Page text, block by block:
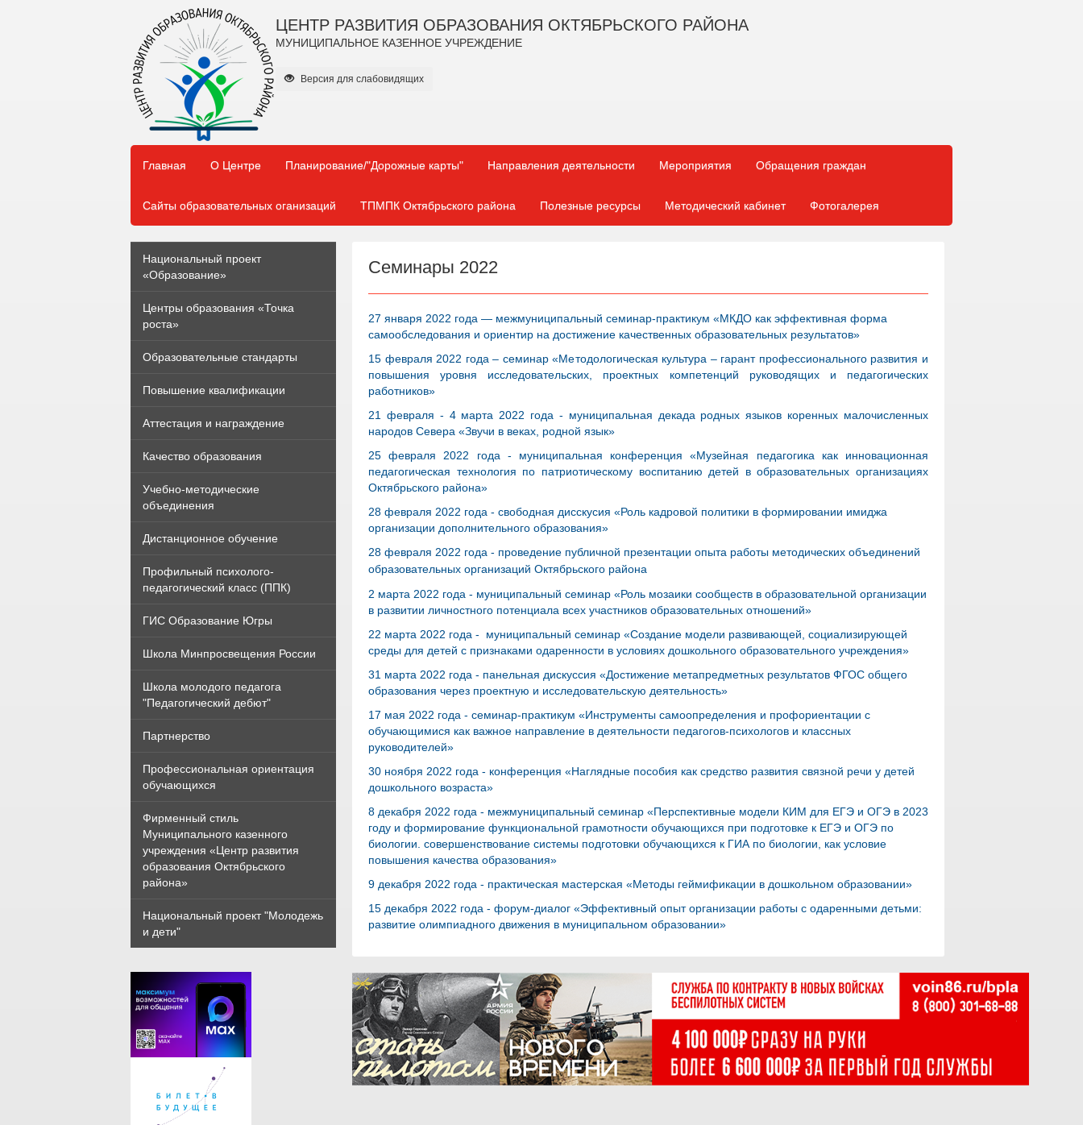
ЦЕНТР РАЗВИТИЯ ОБРАЗОВАНИЯ ОКТЯБРЬСКОГО РАЙОНА
МУНИЦИПАЛЬНОЕ КАЗЕННОЕ УЧРЕЖДЕНИЕ
Версия для слабовидящих
Главная О Центре Планирование/"Дорожные карты" Направления деятельности Мероприятия Обращения граждан
Сайты образовательных оганизаций ТПМПК Октябрьского района Полезные ресурсы Методический кабинет Фотогалерея
Национальный проект
«Образование»
Центры образования «Точка
роста»
Образовательные стандарты
Повышение квалификации
Аттестация и награждение
Качество образования
Учебно-методические
объединения
Дистанционное обучение
Профильный психолого-
педагогический класс (ППК)
ГИС Образование Югры
Школа Минпросвещения России
Школа молодого педагога
"Педагогический дебют"
Партнерство
Профессиональная ориентация
обучающихся
Фирменный стиль
Муниципального казенного
учреждения «Центр развития
образования Октябрьского
района»
Национальный проект "Молодежь
и дети"
Семинары 2022
27 января 2022 года — межмуниципальный семинар-практикум «МКДО как эффективная форма
самообследования и ориентир на достижение качественных образовательных результатов»
15 февраля 2022 года – семинар «Методологическая культура – гарант профессионального развития и
повышения уровня исследовательских, проектных компетенций руководящих и педагогических
работников»
21 февраля - 4 марта 2022 года - муниципальная декада родных языков коренных малочисленных
народов Севера «Звучи в веках, родной язык»
25 февраля 2022 года - муниципальная конференция «Музейная педагогика как инновационная
педагогическая технология по патриотическому воспитанию детей в образовательных организациях
Октябрьского района»
28 февраля 2022 года - свободная дисскусия «Роль кадровой политики в формировании имиджа
организации дополнительного образования»
28 февраля 2022 года - проведение публичной презентации опыта работы методических объединений
образовательных организаций Октябрьского района
2 марта 2022 года - муниципальный семинар «Роль мозаики сообществ в образовательной организации
в развитии личностного потенциала всех участников образовательных отношений»
22 марта 2022 года - муниципальный семинар «Создание модели развивающей, социализирующей
среды для детей с признаками одаренности в условиях дошкольного образовательного учреждения»
31 марта 2022 года - панельная дискуссия «Достижение метапредметных результатов ФГОС общего
образования через проектную и исследовательскую деятельность»
17 мая 2022 года - семинар-практикум «Инструменты самоопределения и профориентации с
обучающимися как важное направление в деятельности педагогов-психологов и классных
руководителей»
30 ноября 2022 года - конференция «Наглядные пособия как средство развития связной речи у детей
дошкольного возраста»
8 декабря 2022 года - межмуниципальный семинар «Перспективные модели КИМ для ЕГЭ и ОГЭ в 2023
году и формирование функциональной грамотности обучающихся при подготовке к ЕГЭ и ОГЭ по
биологии. совершенствование системы подготовки обучающихся к ГИА по биологии, как условие
повышения качества образования»
9 декабря 2022 года - практическая мастерская «Методы геймификации в дошкольном образовании»
15 декабря 2022 года - форум-диалог «Эффективный опыт организации работы с одаренными детьми:
развитие олимпиадного движения в муниципальном образовании»